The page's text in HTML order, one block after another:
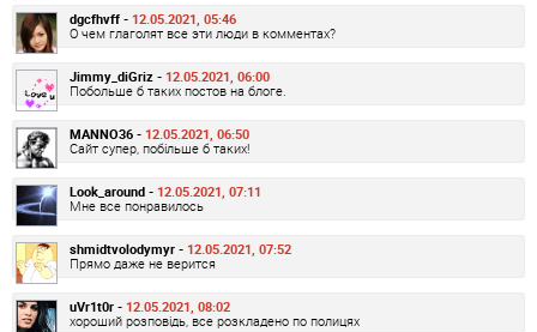
dgcfhvff - 12.05.2021, 05:46
О чем глаголят все эти люди в комментах?
Jimmy_diGriz - 12.05.2021, 06:00
Побольше б таких постов на блоге.
MANNO36 - 12.05.2021, 06:50
Сайт супер, побільше б таких!
Look_around - 12.05.2021, 07:11
Мне все понравилось
shmidtvolodymyr - 12.05.2021, 07:52
Прямо даже не верится
uVr1t0r - 12.05.2021, 08:02
хороший розповідь, все розкладено по полицях